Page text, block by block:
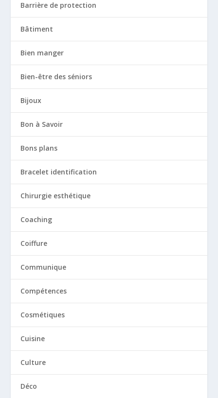
Barrière de protection
Bâtiment
Bien manger
Bien-être des séniors
Bijoux
Bon à Savoir
Bons plans
Bracelet identification
Chirurgie esthétique
Coaching
Coiffure
Communique
Compétences
Cosmétiques
Cuisine
Culture
Déco